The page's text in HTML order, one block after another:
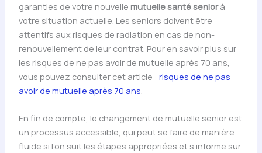
garanties de votre nouvelle mutuelle santé seniorà
votre situation actuelle. Les seniors doivent être
attentifs aux risques de radiation en cas de non-
renouvellement de leur contrat. Pour en savoir plus sur
les risques de ne pas avoir de mutuelle après 70 ans,
vous pouvez consulter cet article : risques de ne pas
avoir de mutuelle après 70 ans.
En fin de compte, le changement de mutuelle senior est
un processus accessible, qui peut se faire de manière
fluide si l’on suit les étapes appropriées et s’informe sur